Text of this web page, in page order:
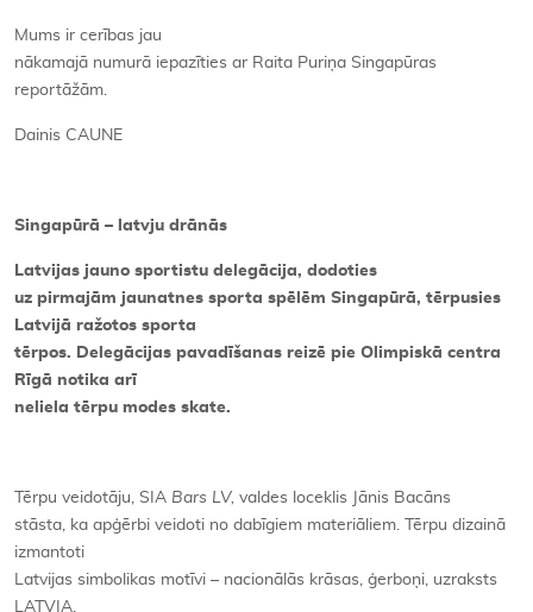
Mums ir cerības jau
nākamajā numurā iepazīties ar Raita Puriņa Singapūras
reportāžām.
Dainis CAUNE
Singapūrā – latvju drānās
Latvijas jauno sportistu delegācija, dodoties
uz pirmajām jaunatnes sporta spēlēm Singapūrā, tērpusies
Latvijā ražotos sporta
tērpos. Delegācijas pavadīšanas reizē pie Olimpiskā centra
Rīgā notika arī
neliela tērpu modes skate.
Tērpu veidotāju, SIA Bars LV, valdes loceklis Jānis Bacāns
stāsta, ka apģērbi veidoti no dabīgiem materiāliem. Tērpu dizainā
izmantoti
Latvijas simbolikas motīvi – nacionālās krāsas, ģerboņi, uzraksts
LATVIA,